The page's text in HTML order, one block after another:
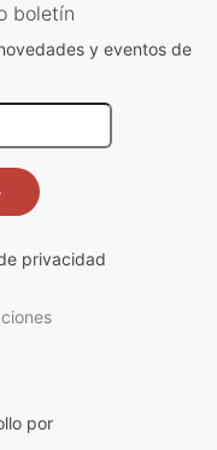
boletín
y eventos de
privacidad
por